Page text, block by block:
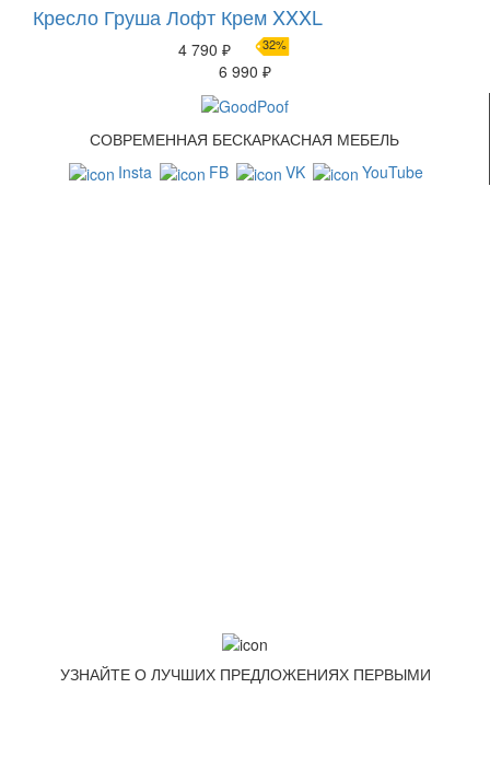
Кресло Груша Лофт Крем XXXL
4 790 ₽ 32%
6 990 ₽
СОВРЕМЕННАЯ БЕСКАРКАСНАЯ МЕБЕЛЬ
Insta
FB VK YouTube
УЗНАЙТЕ О ЛУЧШИХ ПРЕДЛОЖЕНИЯХ ПЕРВЫМИ